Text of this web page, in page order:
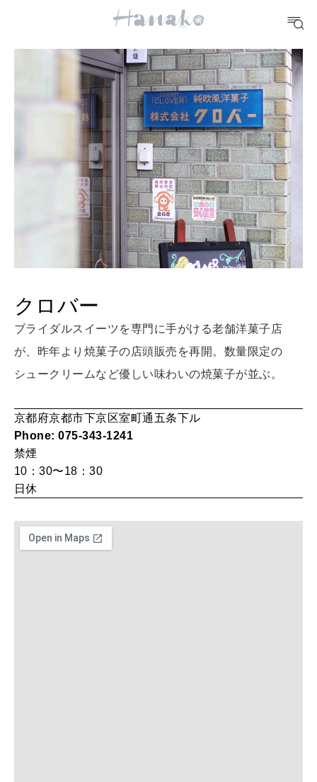
10 CATEGORIES
FOOD
おいしい
TRAVEL
どこ行く？
FORTUNE
明日のわたし
女神まり愛のタロットメッセージ
自分にやさしく
LEARN
SUSTAINABLE
クロバー
ブライダルスイーツを専門に手がける老舗洋菓子店
が、昨年より焼菓子の店頭販売を再開。数量限定の
シュークリームなど優しい味わいの焼菓子が並ぶ。
京都府京都市下京区室町通五条下ル
Phone: 075-343-1241
禁煙
10：30〜18：30
日休